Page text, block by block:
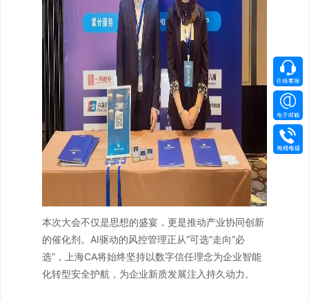
本次大会不仅是思想的盛宴，更是推动产业协同创新
的催化剂。AI驱动的风控管理正从“可选”走向“必
选”，上海CA将始终坚持以数字信任理念为企业智能
化转型安全护航，为企业新质发展注入持久动力。